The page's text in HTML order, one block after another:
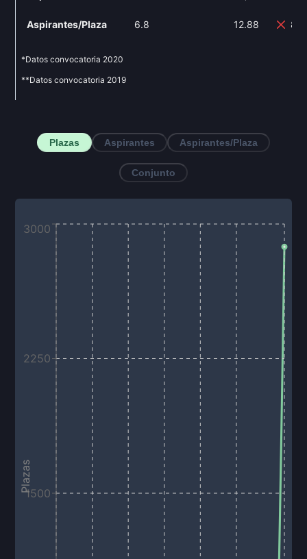
Aspirantes/Plaza 6.8 12.88
*Datos convocatoria 2020
**Datos convocatoria 2019
Plazas Aspirantes Aspirantes/Plaza
Conjunto
1500
2250
3000
Plazas